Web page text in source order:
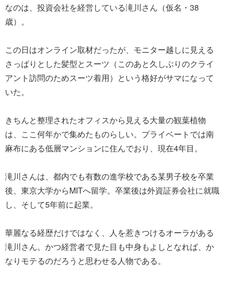
なのは、投資会社を経営している滝川さん（仮名・38
歳）。
この日はオンライン取材だったが、モニター越しに見える
さっぱりとした髪型とスーツ（このあと久しぶりのクライ
アント訪問のためスーツ着用）という格好がサマになって
いた。
きちんと整理されたオフィスから見える大量の観葉植物
は、ここ何年かで集めたものらしい。プライベートでは南
麻布にある低層マンションに住んでおり、現在4年目。
滝川さんは、都内でも有数の進学校である某男子校を卒業
後、東京大学からMITへ留学。卒業後は外資証券会社に就職
し、そして5年前に起業。
華麗なる経歴だけではなく、人を惹きつけるオーラがある
滝川さん。かつ経営者で見た目も中身もよしとなれば、か
なりモテるのだろうと思わせる人物である。